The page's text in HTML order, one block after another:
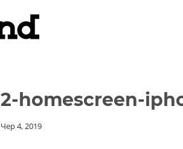
2-homescreen-
Чер 4, 2019